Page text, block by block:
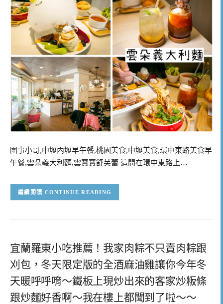
圍事小哥,中壢內壢早午餐,桃園美食,中壢美食,環中東路美食早
午餐,雲朵義大利麵,雲寶寶舒芙蕾 這間在環中東路上…
CONTINUE READING
宜蘭羅東小吃推薦！我家肉粽不只賣肉粽跟
刈包，冬天限定版的全酒麻油雞讓你今年冬
天暖呼呼唷～鐵板上現炒出來的客家炒粄條
跟炒麵好香啊～我在樓上都聞到了啦～～